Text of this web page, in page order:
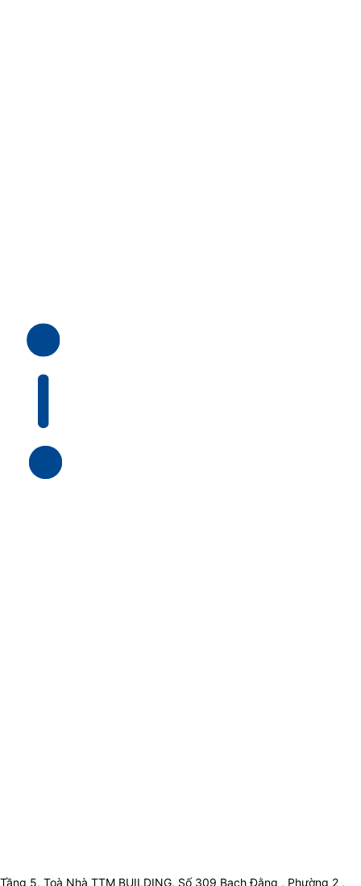
Tầng 5, Toà Nhà TTM BUILDING, Số 309 Bạch Đằng , Phường 2 ,